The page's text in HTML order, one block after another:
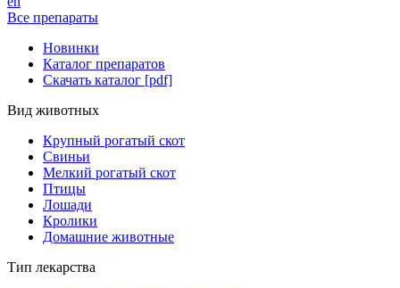
Все препараты
Новинки
Каталог препаратов
Скачать каталог [pdf]
Вид животных
Крупный рогатый скот
Свиньи
Мелкий рогатый скот
Птицы
Лошади
Кролики
Домашние животные
Тип лекарства